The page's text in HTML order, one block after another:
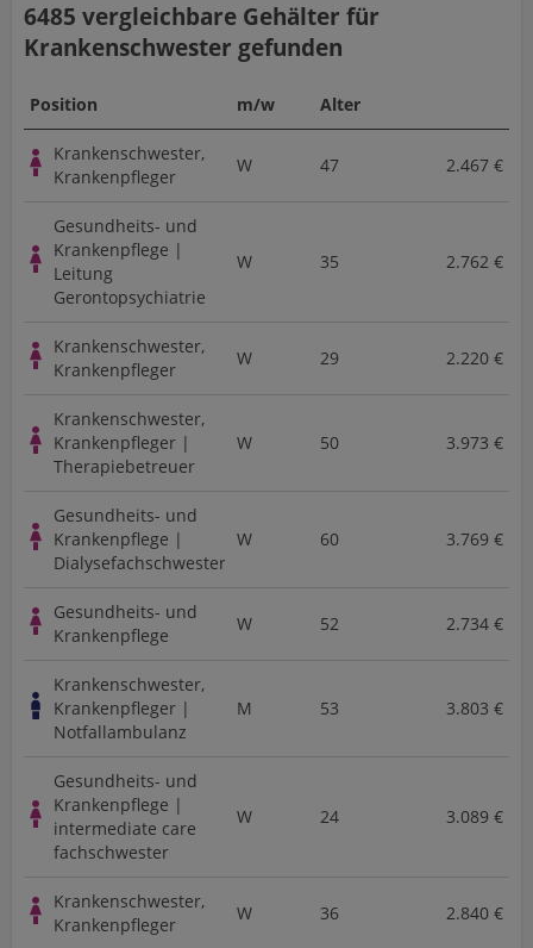
6485 vergleichbare Gehälter für
Krankenschwester gefunden
Position m/w Alter
Krankenschwester,
Krankenpfleger
W 47 2.467 €
Gesundheits- und
Krankenpflege |
Leitung
Gerontopsychiatrie
W 35 2.762 €
Krankenschwester,
Krankenpfleger
W 29 2.220 €
Krankenschwester,
Krankenpfleger |
Therapiebetreuer
W 50 3.973 €
Gesundheits- und
Krankenpflege |
Dialysefachschwester
W 60 3.769 €
Gesundheits- und
Krankenpflege
W 52 2.734 €
Krankenschwester,
Krankenpfleger |
Notfallambulanz
M 53 3.803 €
Gesundheits- und
Krankenpflege |
intermediate care
fachschwester
W 24 3.089 €
Krankenschwester,
Krankenpfleger
W 36 2.840 €